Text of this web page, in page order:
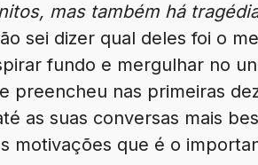
mas também há
sei dizer qual deles foi o
fundo e mergulhar no
preencheu nas primeiras
as suas conversas mais
motivações que é o